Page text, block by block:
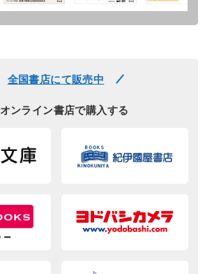
全国書店にて販売中
オンライン書店で購入する